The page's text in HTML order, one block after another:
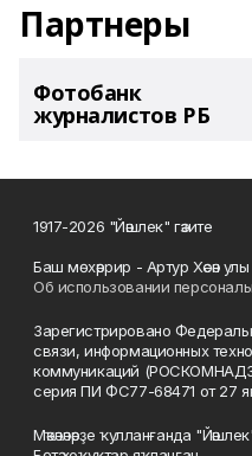
Партнеры
Фотобанк
журналистов РБ
1917-2026 "Йәшлек" гәзите
Баш мөхәррир - Артур Хәсән улы
Об использовании
Зарегистрировано
связи, информационных
коммуникаций
серия ПИ ФС77-68471 от 27
Мәҡәләләрҙе ҡулланғанда